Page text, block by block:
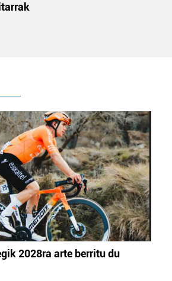
babesten dira. Ikusi gure
prozesatzeko moduari
eta ezarri zure lehentasunak
unetan alda edo ken dezakezu
adierazpenean.
propioak eta hirugarrenen cookie-
ditu. Zure esperientzia eta
asmoz, cookie teknologiaz
hau onartuz gero, teknologia hori
esplizitua ematen diguzu.Gehiago
2028ra arte berritu du